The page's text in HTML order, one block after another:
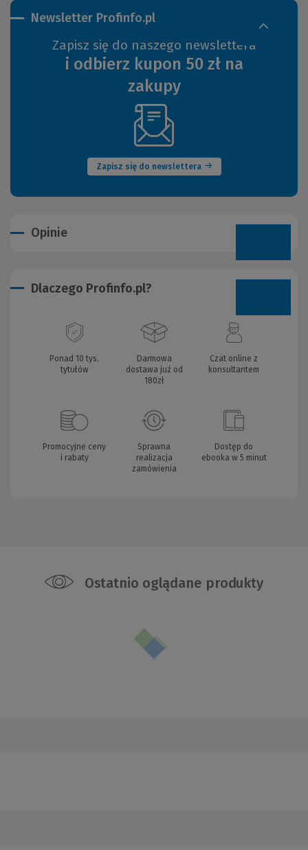
Newsletter Profinfo.pl
Zapisz się do naszego newslettera
i odbierz kupon 50 zł na
zakupy
Zapisz się do newslettera
(Nowe
okno)
Opinie
Dlaczego Profinfo.pl?
Ponad 10 tys.
tytułów
Darmowa
dostawa już od
180zł
Czat online z
konsultantem
Promocyjne ceny
i rabaty
Sprawna
realizacja
zamówienia
Dostęp do
ebooka w 5 minut
Ostatnio oglądane produkty